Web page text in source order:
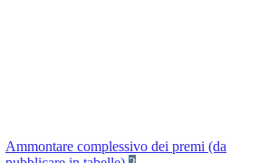
Ammontare complessivo dei premi (da